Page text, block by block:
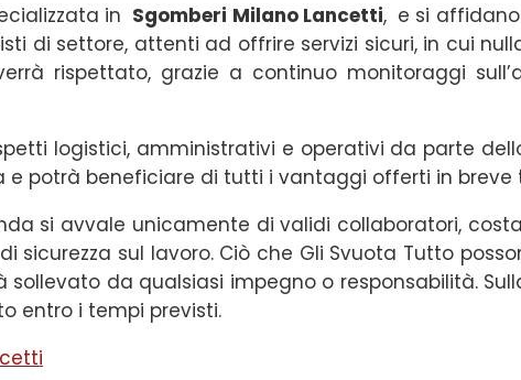
in Sgomberi Milano Lancetti, e si affidano
di settore, attenti ad offrire servizi sicuri, in cui
rispettato, grazie a continuo monitoraggi
logistici, amministrativi e operativi da parte
e potrà beneficiare di tutti i vantaggi offerti in breve
si avvale unicamente di validi collaboratori,
sul lavoro. Ciò che Gli Svuota Tutto
da qualsiasi impegno o responsabilità.
entro i tempi previsti.